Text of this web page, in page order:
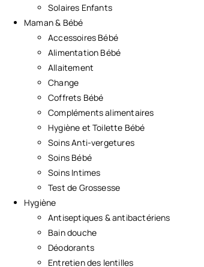
Solaires Enfants
Maman & Bébé
Accessoires Bébé
Alimentation Bébé
Allaitement
Change
Coffrets Bébé
Compléments alimentaires
Hygiène et Toilette Bébé
Soins Anti-vergetures
Soins Bébé
Soins Intimes
Test de Grossesse
Hygiène
Antiseptiques & antibactériens
Bain douche
Déodorants
Entretien des lentilles